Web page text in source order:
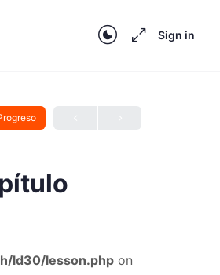
Sign in
ld30/lesson.php on